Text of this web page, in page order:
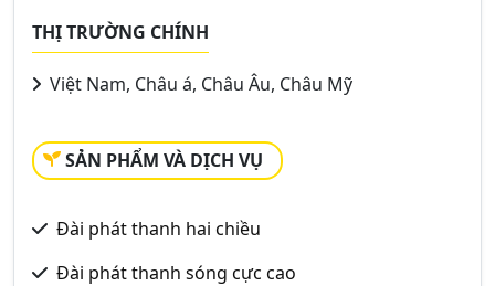
THỊ TRƯỜNG CHÍNH
Việt Nam, Châu á, Châu Âu, Châu Mỹ
SẢN PHẨM VÀ DỊCH VỤ
Đài phát thanh hai chiều
Đài phát thanh sóng cực cao